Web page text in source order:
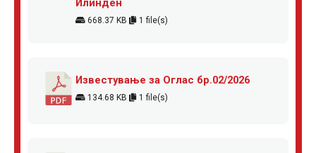
Илинден
668.37 KB 1 file(s)
Известување за Оглас бр.02/2026
134.68 KB 1 file(s)